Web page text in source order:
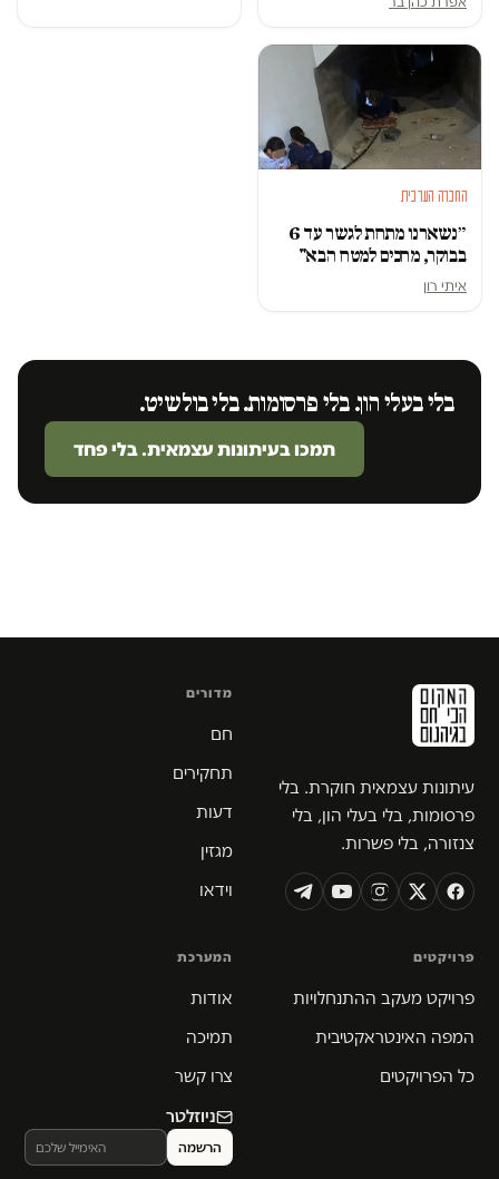
החברה הערבית
״נשארנו מתחת לגשר עד 6
בבוקר, מחכים למטח הבא"
איתי רון
בלי בעלי הון. בלי פרסומות. בלי בולשיט.
תמכו בעיתונות עצמאית. בלי פחד
עיתונות עצמאית חוקרת. בלי
פרסומות, בלי בעלי הון, בלי
צנזורה, בלי פשרות.
מדורים
חם
תחקירים
דעות
מגזין
וידאו
פרויקטים
פרויקט מעקב ההתנחלויות
המפה האינטראקטיבית
כל הפרויקטים
המערכת
אודות
תמיכה
צרו קשר
ניוזלטר